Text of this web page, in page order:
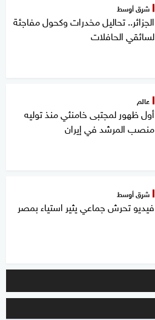
شرق أوسط
الجزائر.. تحاليل مخدرات وكحول مفاجئة
لسائقي الحافلات
عالم
أول ظهور لمجتبى خامنئي منذ توليه
منصب المرشد في إيران
شرق أوسط
فيديو تحرش جماعي يثير استياء بمصر